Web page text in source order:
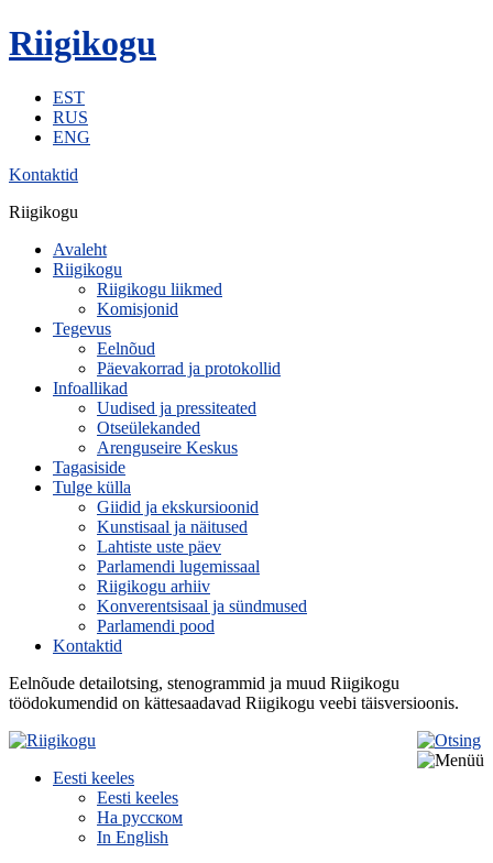
Riigikogu
EST
RUS
ENG
Kontaktid
Riigikogu
Avaleht
Riigikogu
Riigikogu liikmed
Komisjonid
Tegevus
Eelnõud
Päevakorrad ja protokollid
Infoallikad
Uudised ja pressiteated
Otseülekanded
Arenguseire Keskus
Tagasiside
Tulge külla
Giidid ja ekskursioonid
Kunstisaal ja näitused
Lahtiste uste päev
Parlamendi lugemissaal
Riigikogu arhiiv
Konverentsisaal ja sündmused
Parlamendi pood
Kontaktid
Eelnõude detailotsing, stenogrammid ja muud Riigikogu
töödokumendid on kättesaadavad Riigikogu veebi täisversioonis.
Eesti keeles
Eesti keeles
На русском
In English